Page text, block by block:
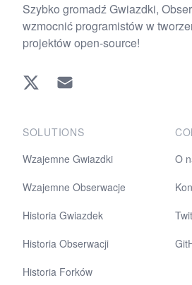
Szybko gromadź Gwiazdki,
wzmocnić programistów w
projektów open-source!
Twitter EMAIL
SOLUTIONS
Wzajemne Gwiazdki
Wzajemne Obserwacje
Historia Gwiazdek
Historia Obserwacji
Historia Forków
O